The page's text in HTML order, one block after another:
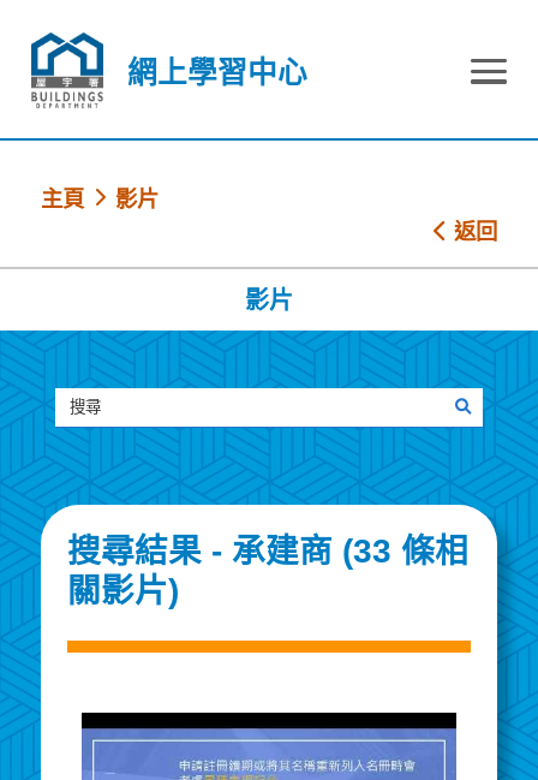
網上學習中心
主頁
影片
返回
影片
搜尋 搜尋影片
搜尋結果 - 承建商 (33 條相
關影片)